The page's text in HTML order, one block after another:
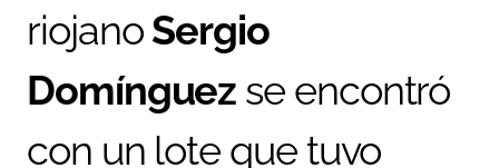
riojanoSergio
Domínguez se encontró
con un lote que tuvo